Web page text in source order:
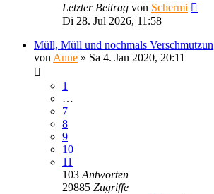
Letzter Beitrag von Schermi
Di 28. Jul 2026, 11:58
Müll, Müll und nochmals
von Anne » Sa 4. Jan 2020, 20:11
1
…
7
8
9
10
11
103 Antworten
29885 Zugriffe